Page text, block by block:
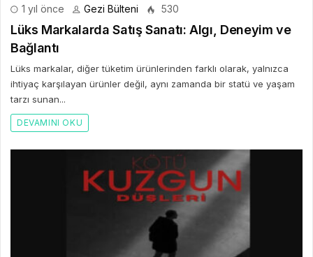
1 yıl önce Gezi Bülteni 530
Lüks Markalarda Satış Sanatı: Algı, Deneyim ve
Bağlantı
Lüks markalar, diğer tüketim ürünlerinden farklı olarak, yalnızca
ihtiyaç karşılayan ürünler değil, aynı zamanda bir statü ve yaşam
tarzı sunan...
DEVAMINI OKU